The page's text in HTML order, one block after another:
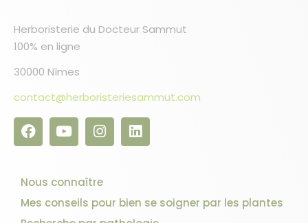
Herboristerie du Docteur Sammut
100% en ligne
30000 Nîmes
contact@herboristeriesammut.com
Nous connaître
Mes conseils pour bien se soigner par les plantes